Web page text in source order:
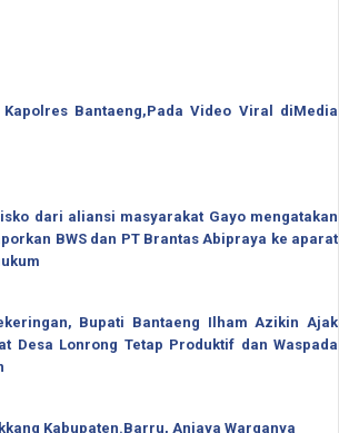
Bantaeng,Pada Video Viral diMedia
dari aliansi masyarakat Gayo mengatakan
BWS dan PT Brantas Abipraya ke aparat
Bupati Bantaeng Ilham Azikin Ajak
Desa Lonrong Tetap Produktif dan Waspada
Kabupaten.Barru, Aniaya Warganya